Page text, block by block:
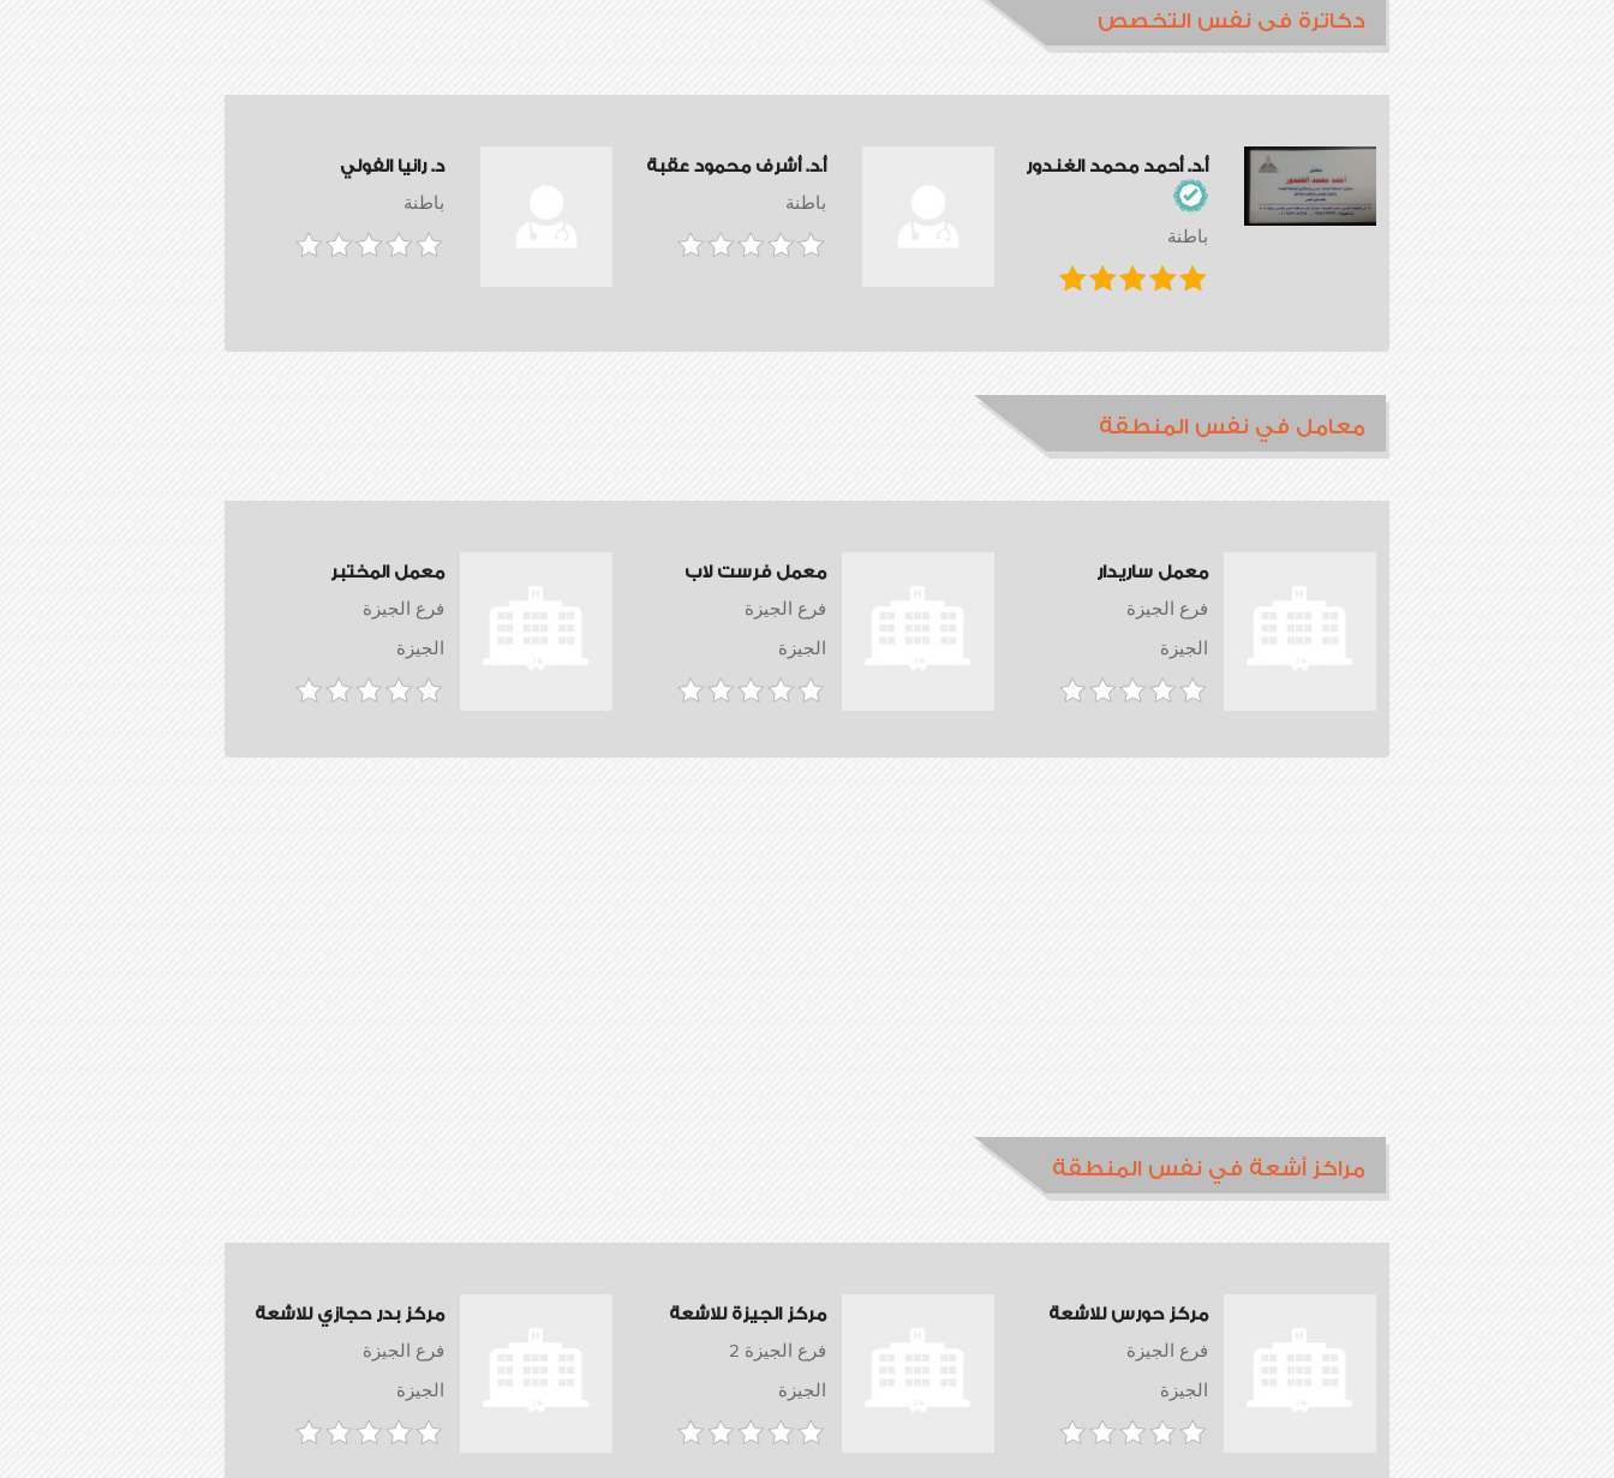
دكاترة فى نفس التخصص
د. رانيا الفولي
باطنة
أ.د. أشرف محمود عقبة
باطنة
أ.د. أحمد محمد الغندور
باطنة
معامل في نفس المنطقة
معمل المختبر
فرع الجيزة
الجيزة
معمل فرست لاب
فرع الجيزة
الجيزة
معمل ساريدار
فرع الجيزة
الجيزة
مراكز أشعة في نفس المنطقة
مركز بدر حجازي للاشعة
فرع الجيزة
الجيزة
مركز الجيزة للاشعة
فرع الجيزة 2
الجيزة
مركز حورس للاشعة
فرع الجيزة
الجيزة